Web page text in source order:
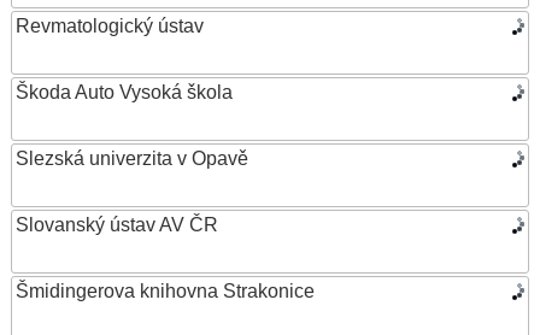
Revmatologický ústav
Škoda Auto Vysoká škola
Slezská univerzita v Opavě
Slovanský ústav AV ČR
Šmidingerova knihovna Strakonice